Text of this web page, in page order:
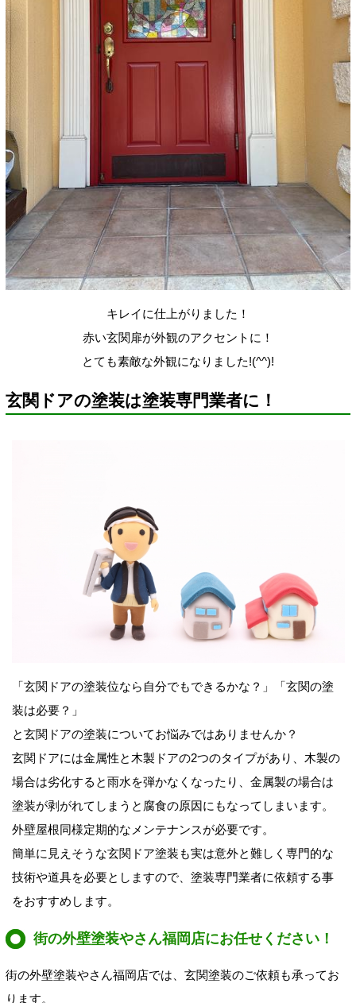
キレイに仕上がりました！
赤い玄関扉が外観のアクセントに！
とても素敵な外観になりました!(^^)!
玄関ドアの塗装は塗装専門業者に！
「玄関ドアの塗装位なら自分でもできるかな？」「玄関の塗
装は必要？」
と玄関ドアの塗装についてお悩みではありませんか？
玄関ドアには金属性と木製ドアの2つのタイプがあり、木製の
場合は劣化すると雨水を弾かなくなったり、金属製の場合は
塗装が剥がれてしまうと腐食の原因にもなってしまいます。
外壁屋根同様定期的なメンテナンスが必要です。
簡単に見えそうな玄関ドア塗装も実は意外と難しく専門的な
技術や道具を必要としますので、塗装専門業者に依頼する事
をおすすめします。
街の外壁塗装やさん福岡店にお任せください！
街の外壁塗装やさん福岡店では、玄関塗装のご依頼も承ってお
ります。